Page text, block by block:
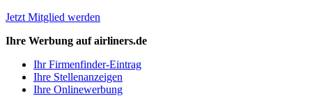
Jetzt Mitglied werden
Ihre Werbung auf airliners.de
Ihr Firmenfinder-Eintrag
Ihre Stellenanzeigen
Ihre Onlinewerbung